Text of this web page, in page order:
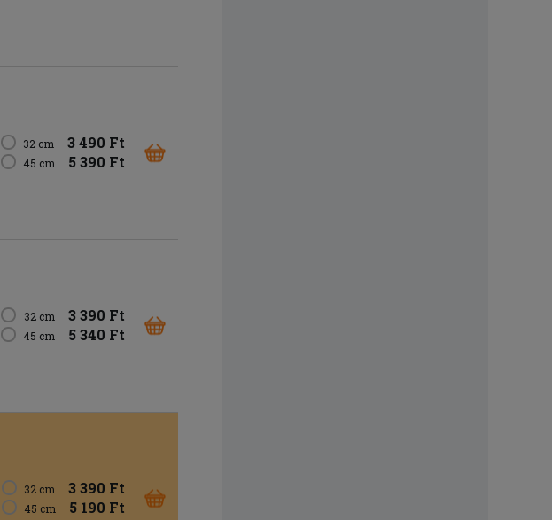
32 cm 3 490 Ft
45 cm 5 390 Ft
32 cm 3 390 Ft
45 cm 5 340 Ft
32 cm 3 390 Ft
45 cm 5 190 Ft